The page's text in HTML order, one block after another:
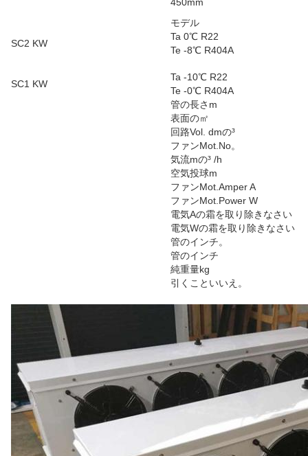
モデル
SC2 KW
Ta 0℃ R22
Te -8℃ R404A
SC1 KW
Ta -10℃ R22
Te -0℃ R404A
管の長さm
表面の㎡
回路Vol. dmの³
ファンMot.No。
気流mの³ /h
空気投球m
ファンMot.Amper A
ファンMot.Power W
電気Aの霜を取り除きなさい
電気Wの霜を取り除きなさい
管のインチ。
管のインチ
純重量kg
引くこといいえ。